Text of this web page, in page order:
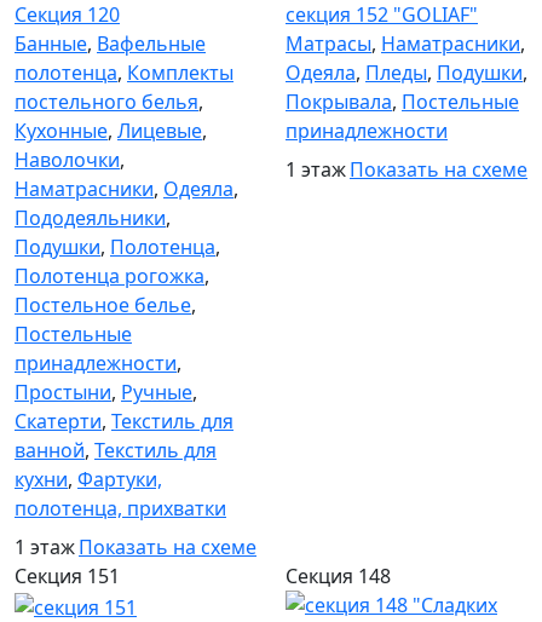
Секция 120
Банные, Вафельные
полотенца, Комплекты
постельного белья,
Кухонные, Лицевые,
Наволочки,
Наматрасники, Одеяла,
Пододеяльники,
Подушки, Полотенца,
Полотенца рогожка,
Постельное белье,
Постельные
принадлежности,
Простыни, Ручные,
Скатерти, Текстиль для
ванной, Текстиль для
кухни, Фартуки,
полотенца, прихватки
1 этажПоказать на схеме
секция 152 "GOLIAF"
Матрасы, Наматрасники,
Одеяла, Пледы, Подушки,
Покрывала, Постельные
принадлежности
1 этажПоказать на схеме
Секция 151 Секция 148